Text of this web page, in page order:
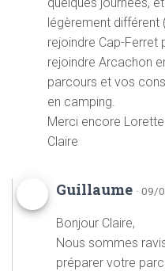
légèrement différent
rejoindre Cap-Ferret
rejoindre Arcachon
parcours et vos
en camping.
Merci encore
Claire
Guillaume · 09/
Bonjour Claire,
Nous sommes
préparer votre